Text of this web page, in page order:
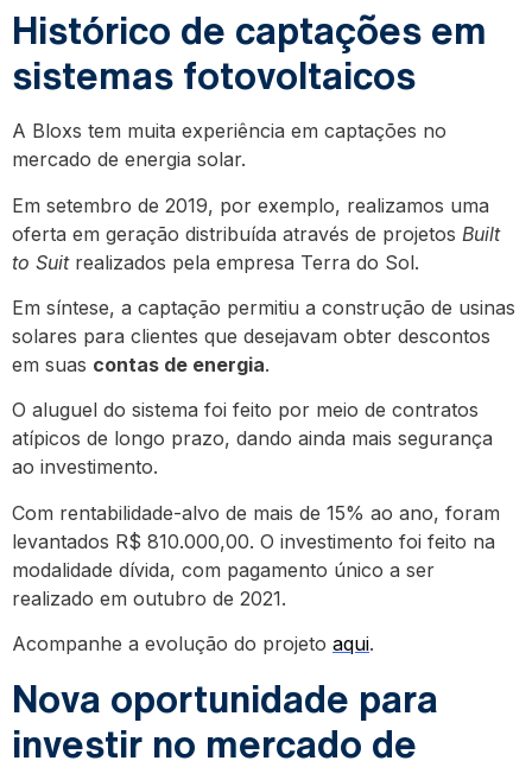
Histórico de captações em
sistemas fotovoltaicos
A Bloxs tem muita experiência em captações no
mercado de energia solar.
Em setembro de 2019, por exemplo, realizamos uma
oferta em geração distribuída através de projetos Built
to Suitrealizados pela empresa Terra do Sol.
Em síntese, a captação permitiu a construção de usinas
solares para clientes que desejavam obter descontos
em suas contas de energia.
O aluguel do sistema foi feito por meio de contratos
atípicos de longo prazo, dando ainda mais segurança
ao investimento.
Com rentabilidade-alvo de mais de 15% ao ano, foram
levantados R$ 810.000,00. O investimento foi feito na
modalidade dívida, com pagamento único a ser
realizado em outubro de 2021.
Acompanhe a evolução do projeto aqui.
Nova oportunidade para
investir no mercado de